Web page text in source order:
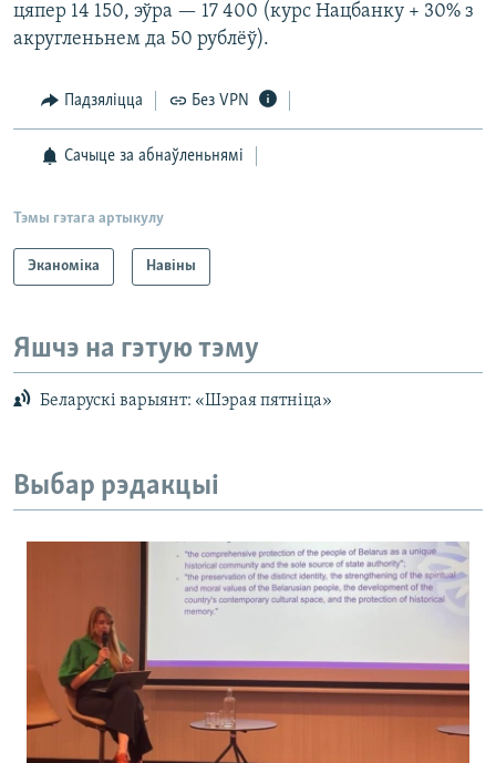
цяпер 14 150, эўра — 17 400 (курс Нацбанку + 30% з
акругленьнем да 50 рублёў).
Падзяліцца Без VPN
Сачыце за абнаўленьнямі
Тэмы гэтага артыкулу
Эканоміка Навіны
Яшчэ на гэтую тэму
Беларускі варыянт: «Шэрая пятніца»
Выбар рэдакцыі